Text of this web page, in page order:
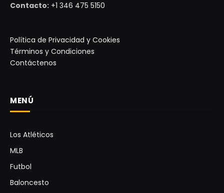
Contacto: +1 346 475 5150
Política de Privacidad y Cookies
Términos y Condiciones
Contáctenos
MENÚ
Los Atléticos
MLB
Futbol
Baloncesto